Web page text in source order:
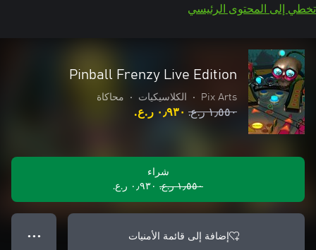
تخطي إلى المحتوى الرئيسي
Pinball Frenzy Live Edition
Pix Arts
• الكلاسيكيات • محاكاة
١٫٥٥٠ ر.ع.‏ ٠٫٩٣٠ ر.ع.‏
شراء
١٫٥٥٠ ر.ع.‏
٠٫٩٣٠ ر.ع.‏
إضافة إلى قائمة الأمنيات ● ● ●